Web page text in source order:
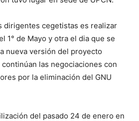
dirigentes cegetistas es realizar
1° de Mayo y otra el dia que se
nueva versión del proyecto
las negociaciones con
por la eliminación del GNU
del pasado 24 de enero en